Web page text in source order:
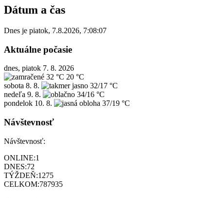
Dátum a čas
Dnes je piatok, 7.8.2026, 7:08:07
Aktuálne počasie
dnes, piatok 7. 8. 2026
32 °C 20 °C
sobota 8. 8.
32/17 °C
nedeľa 9. 8.
34/16 °C
pondelok 10. 8. 37/19 °C
Návštevnosť
Návštevnosť:
ONLINE:1
DNES:72
TÝŽDEŇ:1275
CELKOM:787935